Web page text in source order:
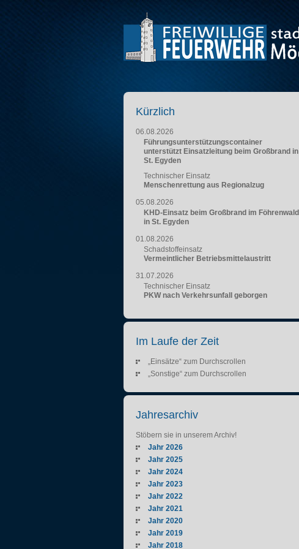
Kürzlich
06.08.2026
Führungsunterstützungscontainer
unterstützt Einsatzleitung beim Großbrand in
St. Egyden
Technischer Einsatz
Menschenrettung aus Regionalzug
05.08.2026
KHD-Einsatz beim Großbrand im Föhrenwald
in St. Egyden
01.08.2026
Schadstoffeinsatz
Vermeintlicher Betriebsmittelaustritt
31.07.2026
Technischer Einsatz
PKW nach Verkehrsunfall geborgen
Im Laufe der Zeit
„Einsätze“ zum Durchscrollen
„Sonstige“ zum Durchscrollen
Jahresarchiv
Stöbern sie in unserem Archiv!
Jahr 2026
Jahr 2025
Jahr 2024
Jahr 2023
Jahr 2022
Jahr 2021
Jahr 2020
Jahr 2019
Jahr 2018